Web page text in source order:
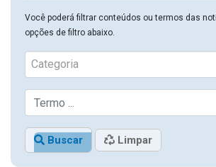
Você poderá filtrar conteúdos ou termos das
opções de filtro abaixo.
Categoria
Buscar Limpar